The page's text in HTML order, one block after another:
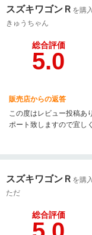
スズキワゴンＲ を購
きゅうちゃん
総合評価
5.0
販売店からの返答
この度はレビュー投稿あ
ポート致しますので宜し
スズキワゴンＲ を購
ただ
総合評価